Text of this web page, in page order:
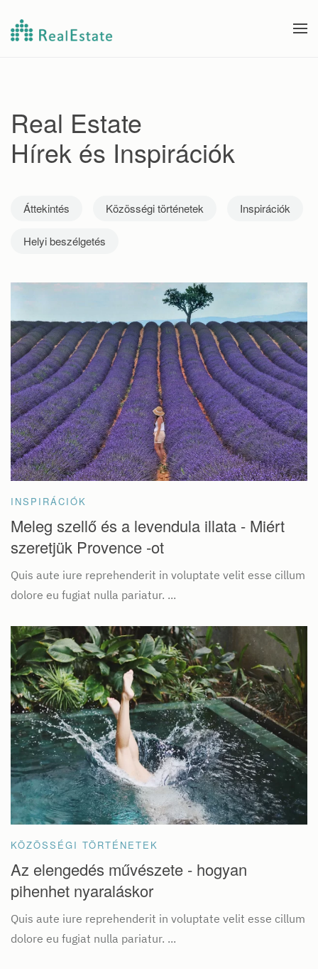
Skip to main content
Real Estate
Hírek és Inspirációk
Áttekintés Közösségi történetek Inspirációk
Helyi beszélgetés
INSPIRÁCIÓK
Meleg szellő és a levendula illata - Miért
szeretjük Provence -ot
Quis aute iure reprehenderit in voluptate velit esse cillum
dolore eu fugiat nulla pariatur. ...
KÖZÖSSÉGI TÖRTÉNETEK
Az elengedés művészete - hogyan
pihenhet nyaraláskor
Quis aute iure reprehenderit in voluptate velit esse cillum
dolore eu fugiat nulla pariatur. ...